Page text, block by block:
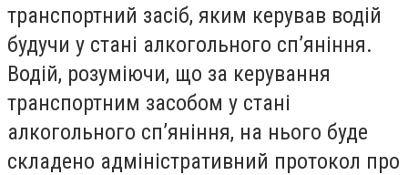
транспортний засіб, яким керував водій
будучи у стані алкогольного сп’яніння.
Водій, розуміючи, що за керування
транспортним засобом у стані
алкогольного сп’яніння, на нього буде
складено адміністративний протокол про